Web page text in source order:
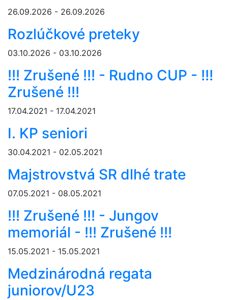
26.09.2026 - 26.09.2026
Rozlúčkové preteky
03.10.2026 - 03.10.2026
!!! Zrušené !!! - Rudno CUP - !!!
Zrušené !!!
17.04.2021 - 17.04.2021
I. KP seniori
30.04.2021 - 02.05.2021
Majstrovstvá SR dlhé trate
07.05.2021 - 08.05.2021
!!! Zrušené !!! - Jungov
memoriál - !!! Zrušené !!!
15.05.2021 - 15.05.2021
Medzinárodná regata
juniorov/U23